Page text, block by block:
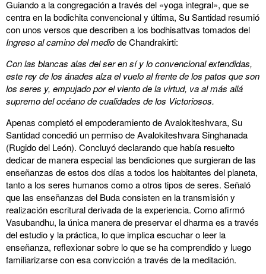
Guiando a la congregación a través del «yoga integral», que se
centra en la bodichita convencional y última, Su Santidad resumió
con unos versos que describen a los bodhisattvas tomados del
Ingreso al camino del mediode Chandrakirti:
Con las blancas alas del ser en sí y lo convencional extendidas,
este rey de los ánades alza el vuelo al frente de los patos que son
los seres y, empujado por el viento de la virtud, va al más allá
supremo del océano de cualidades de los Victoriosos.
Apenas completó el empoderamiento de Avalokiteshvara, Su
Santidad concedió un permiso de Avalokiteshvara Singhanada
(Rugido del León). Concluyó declarando que había resuelto
dedicar de manera especial las bendiciones que surgieran de las
enseñanzas de estos dos días a todos los habitantes del planeta,
tanto a los seres humanos como a otros tipos de seres. Señaló
que las enseñanzas del Buda consisten en la transmisión y
realización escritural derivada de la experiencia. Como afirmó
Vasubandhu, la única manera de preservar el dharma es a través
del estudio y la práctica, lo que implica escuchar o leer la
enseñanza, reflexionar sobre lo que se ha comprendido y luego
familiarizarse con esa convicción a través de la meditación.